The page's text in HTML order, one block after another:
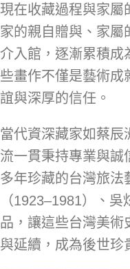
現在收藏過程與家屬
家的親自贈與、家屬
介入館，逐漸累積成
些畫作不僅是藝術成
誼與深厚的信任。
當代資深藏家如蔡辰
流一貫秉持專業與誠
多年珍藏的台灣旅法
（1923–1981）、
品，讓這些台灣美術
與延續，成為後世珍